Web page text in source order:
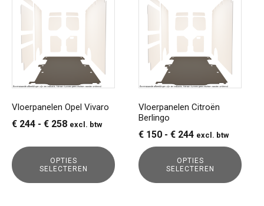
Vloerpanelen Opel Vivaro
€ 244 - € 258Prijsklasse:
€ 258
excl. btw
OPTIES
SELECTEREN
product
meerdere
variaties.
Deze
kan
gekozen
worden
de
productpagina
Vloerpanelen Citroën
Berlingo
€ 150 - € 244Prijsklasse:
€ 150
tot
excl. btw
OPTIES
SELECTEREN
product
meerdere
variaties.
Deze
kan
gekozen
worden
op
de
productpagina